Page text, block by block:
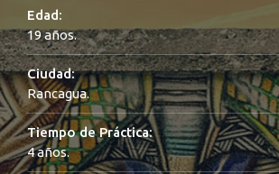
Edad:
19 años.
Ciudad:
Rancagua.
Tiempo de Práctica:
4 años.